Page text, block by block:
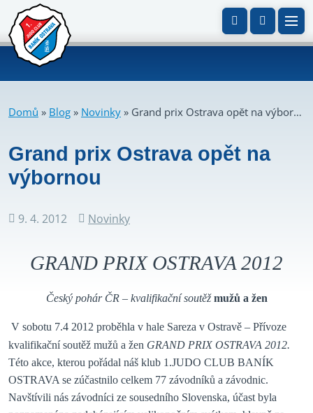
Domů » Blog » Novinky » Grand prix Ostrava opět na výbornou
Grand prix Ostrava opět na
výbornou
Datum
9. 4. 2012 Rubriky
Novinky
GRAND PRIX OSTRAVA 2012
Český pohár ČR – kvalifikační soutěžmužů a žen
V sobotu 7.4 2012 proběhla v hale Sareza v Ostravě – Přívoze
kvalifikační soutěž mužů a žen GRAND PRIX OSTRAVA 2012.
Této akce, kterou pořádal náš klub 1.JUDO CLUB BANÍK
OSTRAVA se zúčastnilo celkem 77 závodníků a závodnic.
Navštívili nás závodníci ze sousedního Slovenska, účast byla